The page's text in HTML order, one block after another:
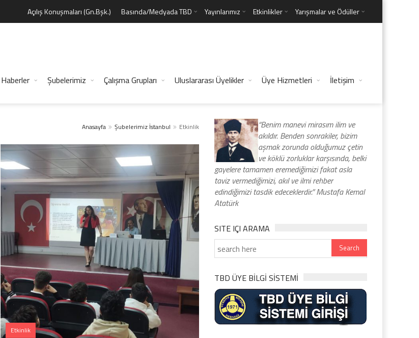
Açılış Konuşmaları (Gn.Bşk.) Basında/Medyada TBD Yayınlarımız Etkinlikler Yarışmalar ve Ödüller
Haberler Şubelerimiz Çalışma Grupları Uluslararası Üyelikler Üye Hizmetleri İletişim
Anasayfa Şubelerimiz İstanbul Etkinlik
Etkinlik
“Benim manevi mirasım ilim ve
akıldır. Benden sonrakiler, bizim
aşmak zorunda olduğumuz çetin
ve köklü zorluklar karşısında, belki
gayelere tamamen eremediğimizi fakat asla
taviz vermediğimizi, akıl ve ilmi rehber
edindiğimizi tasdik edeceklerdir.” Mustafa Kemal
Atatürk
SITE IÇI ARAMA
TBD ÜYE BİLGİ SİSTEMİ